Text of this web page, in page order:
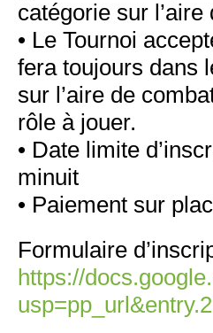
catégorie sur l’aire
• Le Tournoi
fera toujours dans
sur l’aire de
rôle à jouer.
• Date limite
minuit
• Paiement sur
Formulaire
https://